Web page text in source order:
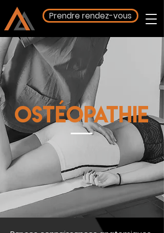
Prendre rendez-vous
OSTÉOPATHIE